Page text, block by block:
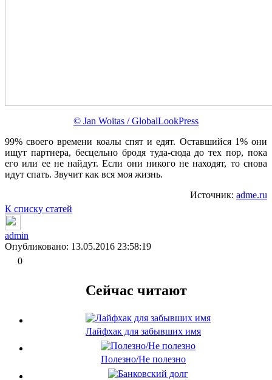
© Jan Woitas / GlobalLookPress
99% своего времени коалы спят и едят. Оставшийся 1% они
ищут партнера, бесцельно бродя туда-сюда до тех пор, пока
его или ее не найдут. Если они никого не находят, то снова
идут спать. Звучит как вся моя жизнь.
Источник: adme.ru
К списку статей
admin
Опубликовано: 13.05.2016 23:58:19
0
Сейчас читают
Лайфхак для забывших имя
Полезно/Не полезно